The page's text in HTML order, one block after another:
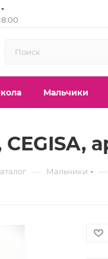
Мальчики
— Мальчики —